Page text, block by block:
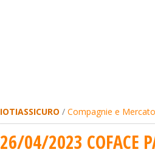
IOTIASSICURO / Compagnie e Mercato
26/04/2023 COFACE